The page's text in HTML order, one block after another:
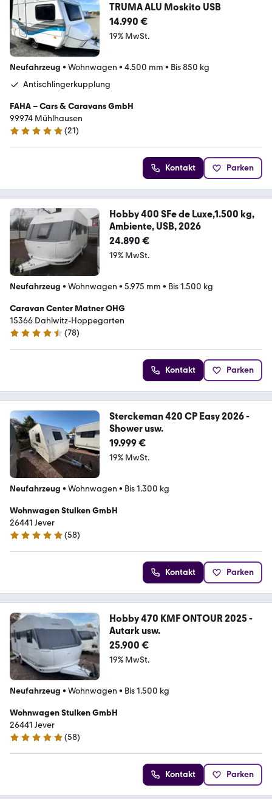
TRUMA ALU Moskito USB
14.990 €
19% MwSt.
Neufahrzeug • Wohnwagen • 4.500 mm • Bis 850 kg
Antischlingerkupplung
FAHA – Cars & Caravans GmbH
99974 Mühlhausen
4.8 Sterne
(21)
Kontakt Parken
Hobby 400 SFe de Luxe,1.500 kg,
Ambiente, USB, 2026
24.890 €
19% MwSt.
Neufahrzeug • Wohnwagen • 5.975 mm • Bis 1.500 kg
Caravan Center Matner OHG
15366 Dahlwitz-Hoppegarten
4.7 Sterne
(78)
Kontakt Parken
Sterckeman 420 CP Easy 2026 -
Shower usw.
19.999 €
19% MwSt.
Neufahrzeug • Wohnwagen • Bis 1.300 kg
Wohnwagen Stulken GmbH
26441 Jever
4.8 Sterne
(58)
Kontakt Parken
Hobby 470 KMF ONTOUR 2025 -
Autark usw.
25.900 €
19% MwSt.
Neufahrzeug • Wohnwagen • Bis 1.500 kg
Wohnwagen Stulken GmbH
26441 Jever
4.8 Sterne
(58)
Kontakt Parken